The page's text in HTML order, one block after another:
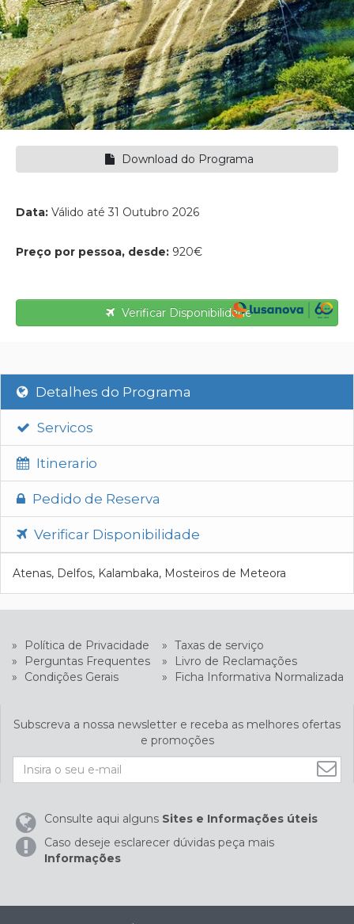
Download do Programa
Data: Válido até 31 Outubro 2026
Preço por pessoa, desde: 920€
Verificar Disponibilidade
Detalhes do Programa
Servicos
Itinerario
Pedido de Reserva
Verificar Disponibilidade
Atenas, Delfos, Kalambaka, Mosteiros de Meteora
» Política de Privacidade » Taxas de serviço
»
Perguntas Frequentes »
Livro de Reclamações
»
Condições Gerais » Ficha Informativa Normalizada
Subscreva a nossa newsletter e receba as melhores ofertas
e promoções
Consulte aqui alguns Sites e Informações úteis
Caso deseje esclarecer dúvidas peça mais
Informações